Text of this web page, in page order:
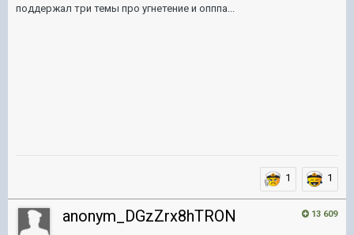
поддержал три темы про угнетение и опппа...
1 1
13 609
anonym_DGzZrx8hTRON